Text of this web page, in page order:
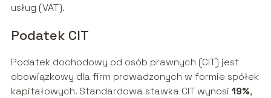
usług (VAT).
Podatek CIT
Podatek dochodowy od osób prawnych (CIT) jest
obowiązkowy dla firm prowadzonych w formie spółek
kapitałowych. Standardowa stawka CIT wynosi 19%,